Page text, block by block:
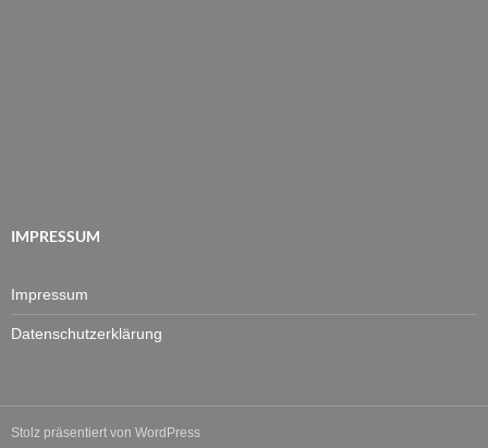
IMPRESSUM
Impressum
Datenschutzerklärung
Stolz präsentiert von WordPress